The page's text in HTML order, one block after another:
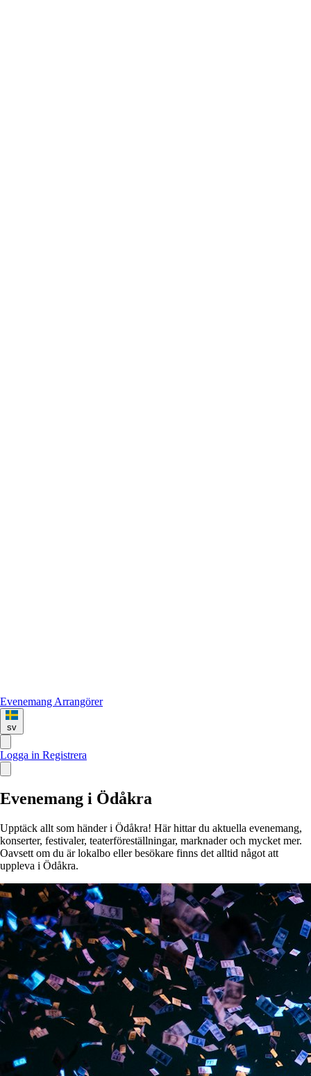
Evenemang Arrangörer
sv
Logga in Registrera
Evenemang i Ödåkra
Upptäck allt som händer i Ödåkra! Här hittar du aktuella evenemang,
konserter, festivaler, teaterföreställningar, marknader och mycket mer.
Oavsett om du är lokalbo eller besökare finns det alltid något att
uppleva i Ödåkra.